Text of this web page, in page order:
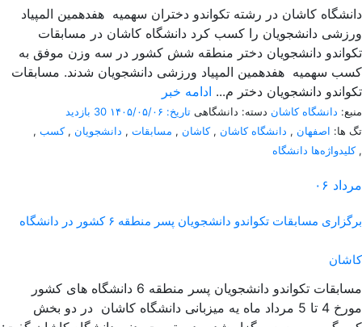
دانشگاه کاشان در رشته تکواندو دختران سهمیه هفدهمین المپیاد
ورزشی دانشجویان را کسب کرد دانشگاه کاشان در مسابقات
تکواندو دانشجویان دختر منطقه شش کشور در سه وزن موفق به
کسب سهمیه هفدهمین المپیاد ورزشی دانشجویان شدند. مسابقات
تکواندو دانشجویان دختر م... ادامه خبر
منبع: دانشگاه کاشان دسته: دانشگاهی تاریخ: ۱۴۰۵/۰۵/۰۶
30 بازدید
تگ ها: اصفهان , دانشگاه کاشان ,کاشان , مسابقات , دانشجویان ,کسب ,
کلیدواژه‌ها دانشگاه,
۰۶ مرداد
برگزاری مسابقات تکواندو دانشجویان پسر منطقه ۶ کشور در دانشگاه
کاشان
مسابقات تکواندو دانشجویان پسر منطقه 6 دانشگاه های کشور
مورخ 4 تا 5 مرداد ماه یه میزبانی دانشگاه کاشان در دو بخش